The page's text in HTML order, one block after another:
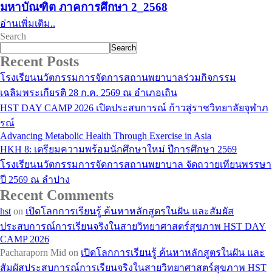
มหาบัณฑิต ภาคการศึกษา 2_2568
อ่านเพิ่มเติม..
Search
Search
Recent Posts
โรงเรียนนวัตกรรมการจัดการสถานพยาบาลร่วมกิจกรรม
เฉลิมพระเกียรติ 28 ก.ค. 2569 ณ อำเภอเถิน
HST DAY CAMP 2026 เปิดประสบการณ์ ก้าวสู่ราชวิทยาลัยจุฬาภ
รณ์
Advancing Metabolic Health Through Exercise in Asia
HKH 8: เตรียมความพร้อมนักศึกษาใหม่ ปีการศึกษา 2569
โรงเรียนนวัตกรรมการจัดการสถานพยาบาล จัดถวายเทียนพรรษา
ปี 2569 ณ ลำปาง
Recent Comments
hst on เปิดโลกการเรียนรู้ ค้นหาหลักสูตรในฝัน และสัมผัส
ประสบการณ์การเรียนจริงในสายวิทยาศาสตร์สุขภาพ HST DAY
CAMP 2026
Pacharaporn Mid on เปิดโลกการเรียนรู้ ค้นหาหลักสูตรในฝัน และ
สัมผัสประสบการณ์การเรียนจริงในสายวิทยาศาสตร์สุขภาพ HST